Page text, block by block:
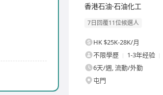
香港石油·石油化工
7日回覆11位候選人
HK $25K-28K/月
不限學歷
1-3年经验
6天/週, 流動/外勤
屯門